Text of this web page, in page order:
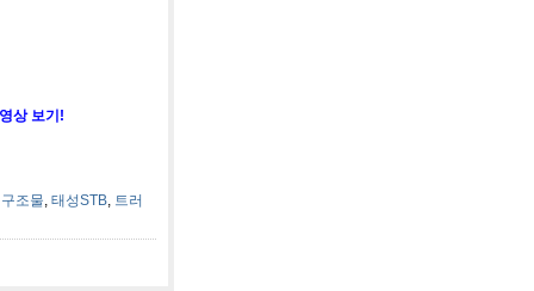
상 보기!
조물, 태성STB, 트러